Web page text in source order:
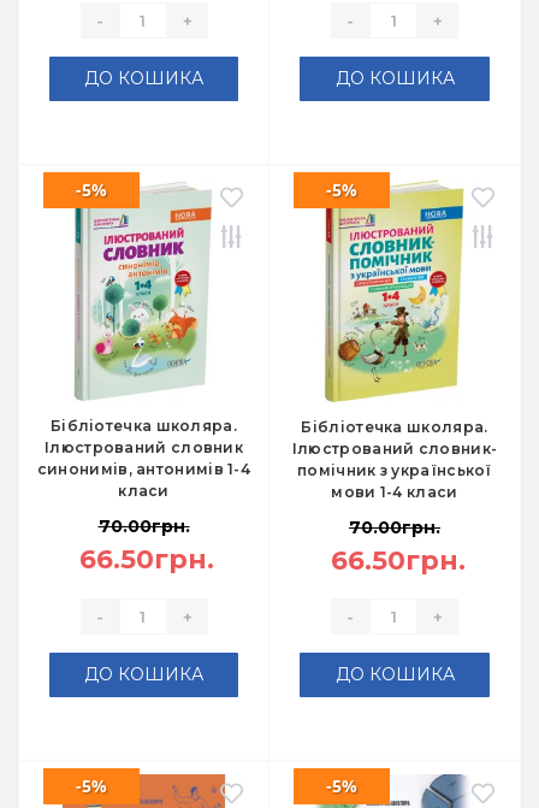
- +
ДО КОШИКА
- +
ДО КОШИКА
Бібліотечка школяра.
Ілюстрований словник
синонимів, антонимів 1-4
класи
-5%
70.00грн.
66.50грн.
- +
ДО КОШИКА
Бібліотечка школяра.
Ілюстрований словник-
помічник з української
мови 1-4 класи
-5%
70.00грн.
66.50грн.
- +
ДО КОШИКА
-5% -5%